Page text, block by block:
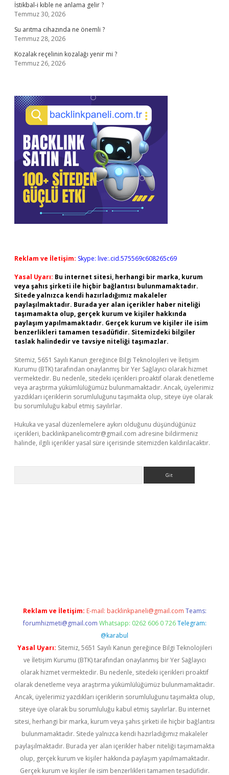
İstikbal-i kıble ne anlama gelir ?
Temmuz 30, 2026
Su arıtma cihazında ne önemli ?
Temmuz 28, 2026
Kozalak reçelinin kozalağı yenir mi ?
Temmuz 26, 2026
Reklam ve İletişim: Skype: live:.cid.575569c608265c69
Yasal Uyarı: Bu internet sitesi, herhangi bir marka, kurum
veya şahıs şirketi ile hiçbir bağlantısı bulunmamaktadır.
Sitede yalnızca kendi hazırladığımız makaleler
paylaşılmaktadır. Burada yer alan içerikler haber niteliği
taşımamakta olup, gerçek kurum ve kişiler hakkında
paylaşım yapılmamaktadır. Gerçek kurum ve kişiler ile isim
benzerlikleri tamamen tesadüfidir. Sitemizdeki bilgiler
taslak halindedir ve tavsiye niteliği taşımazlar.
Sitemiz, 5651 Sayılı Kanun gereğince Bilgi Teknolojileri ve İletişim
Kurumu (BTK) tarafından onaylanmış bir Yer Sağlayıcı olarak hizmet
vermektedir. Bu nedenle, sitedeki içerikleri proaktif olarak denetleme
veya araştırma yükümlülüğümüz bulunmamaktadır. Ancak, üyelerimiz
yazdıkları içeriklerin sorumluluğunu taşımakta olup, siteye üye olarak
bu sorumluluğu kabul etmiş sayılırlar.
Hukuka ve yasal düzenlemelere aykırı olduğunu düşündüğünüz
içerikleri, backlinkpanelicomtr@gmail.com adresine bildirmeniz
halinde, ilgili içerikler yasal süre içerisinde sitemizden kaldırılacaktır.
Reklam ve İletişim: E-mail: backlinkpaneli@gmail.com Teams:
forumhizmeti@gmail.com Whatsapp: 0262 606 0 726 Telegram:
@karabul
Yasal Uyarı: Sitemiz, 5651 Sayılı Kanun gereğince Bilgi Teknolojileri
ve İletişim Kurumu (BTK) tarafından onaylanmış bir Yer Sağlayıcı
olarak hizmet vermektedir. Bu nedenle, sitedeki içerikleri proaktif
olarak denetleme veya araştırma yükümlülüğümüz bulunmamaktadır.
Ancak, üyelerimiz yazdıkları içeriklerin sorumluluğunu taşımakta olup,
siteye üye olarak bu sorumluluğu kabul etmiş sayılırlar. Bu internet
sitesi, herhangi bir marka, kurum veya şahıs şirketi ile hiçbir bağlantısı
bulunmamaktadır. Sitede yalnızca kendi hazırladığımız makaleler
paylaşılmaktadır. Burada yer alan içerikler haber niteliği taşımamakta
olup, gerçek kurum ve kişiler hakkında paylaşım yapılmamaktadır.
Gerçek kurum ve kişiler ile isim benzerlikleri tamamen tesadüfidir.